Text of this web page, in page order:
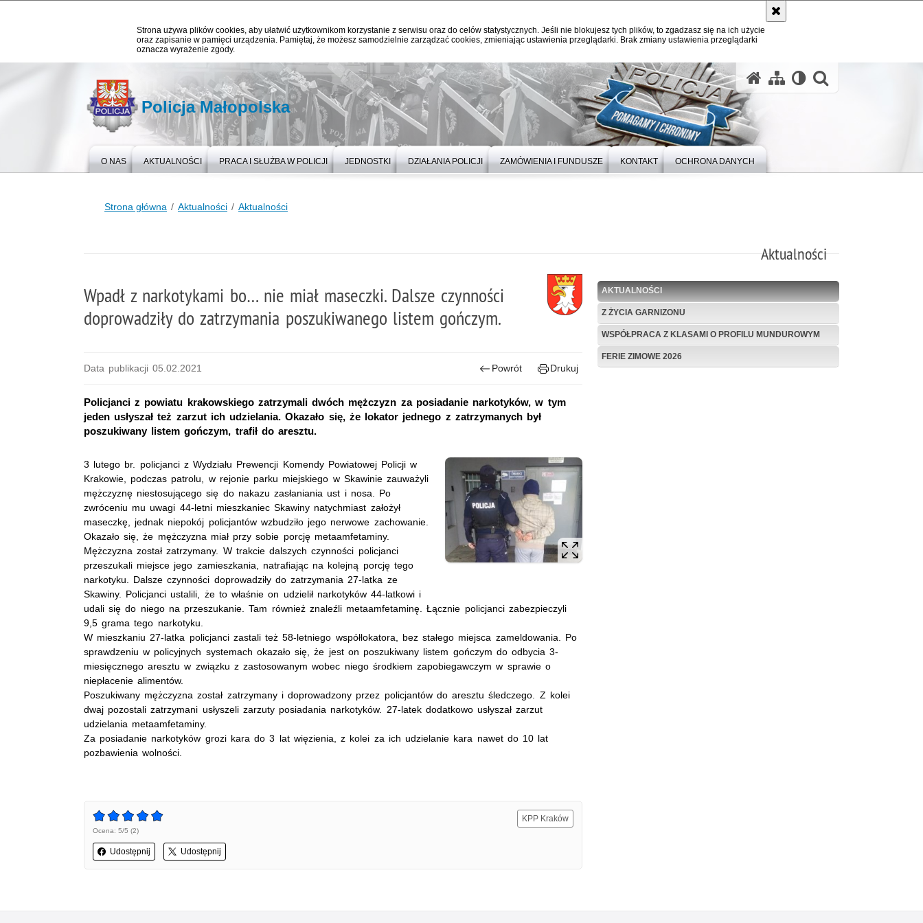
Strona używa plików cookies, aby ułatwić użytkownikom korzystanie z serwisu oraz do celów statystycznych. Jeśli nie blokujesz tych plików, to zgadzasz się na ich użycie
oraz zapisanie w pamięci urządzenia. Pamiętaj, że możesz samodzielnie zarządzać cookies, zmieniając ustawienia przeglądarki. Brak zmiany ustawienia przeglądarki
oznacza wyrażenie zgody.
Policja Małopolska
O NAS AKTUALNOŚCI PRACA I SŁUŻBA W POLICJI JEDNOSTKI DZIAŁANIA POLICJI ZAMÓWIENIA I FUNDUSZE KONTAKT OCHRONA DANYCH
Strona główna Aktualności Aktualności
Aktualności
Wpadł z narkotykami bo… nie miał maseczki. Dalsze czynności
doprowadziły do zatrzymania poszukiwanego listem gończym.
Data publikacji 05.02.2021 Powrót Drukuj
Policjanci z powiatu krakowskiego zatrzymali dwóch mężczyzn za posiadanie narkotyków, w tym
jeden usłyszał też zarzut ich udzielania. Okazało się, że lokator jednego z zatrzymanych był
poszukiwany listem gończym, trafił do aresztu.
3 lutego br. policjanci z Wydziału Prewencji Komendy Powiatowej Policji w
Krakowie, podczas patrolu, w rejonie parku miejskiego w Skawinie zauważyli
mężczyznę niestosującego się do nakazu zasłaniania ust i nosa. Po
zwróceniu mu uwagi 44-letni mieszkaniec Skawiny natychmiast założył
maseczkę, jednak niepokój policjantów wzbudziło jego nerwowe zachowanie.
Okazało się, że mężczyzna miał przy sobie porcję metaamfetaminy.
Mężczyzna został zatrzymany. W trakcie dalszych czynności policjanci
przeszukali miejsce jego zamieszkania, natrafiając na kolejną porcję tego
narkotyku. Dalsze czynności doprowadziły do zatrzymania 27-latka ze
Skawiny. Policjanci ustalili, że to właśnie on udzielił narkotyków 44-latkowi i
udali się do niego na przeszukanie. Tam również znaleźli metaamfetaminę. Łącznie policjanci zabezpieczyli
9,5 grama tego narkotyku.
W mieszkaniu 27-latka policjanci zastali też 58-letniego współlokatora, bez stałego miejsca zameldowania. Po
sprawdzeniu w policyjnych systemach okazało się, że jest on poszukiwany listem gończym do odbycia 3-
miesięcznego aresztu w związku z zastosowanym wobec niego środkiem zapobiegawczym w sprawie o
niepłacenie alimentów.
Poszukiwany mężczyzna został zatrzymany i doprowadzony przez policjantów do aresztu śledczego. Z kolei
dwaj pozostali zatrzymani usłyszeli zarzuty posiadania narkotyków. 27-latek dodatkowo usłyszał zarzut
udzielania metaamfetaminy.
Za posiadanie narkotyków grozi kara do 3 lat więzienia, z kolei za ich udzielanie kara nawet do 10 lat
pozbawienia wolności.
Ocena: 5/5 (2)
Udostępnij Udostępnij
KPP Kraków
AKTUALNOŚCI
Z ŻYCIA GARNIZONU
WSPÓŁPRACA Z KLASAMI O PROFILU MUNDUROWYM
FERIE ZIMOWE 2026